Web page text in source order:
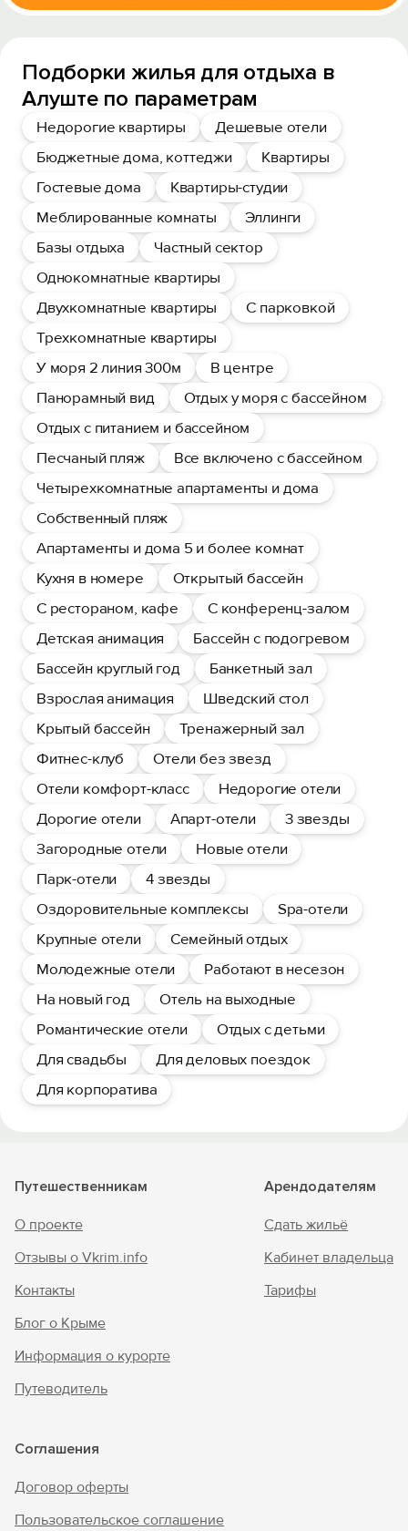
Подборки жилья для отдыха в
Алуште по параметрам
Недорогие квартиры
Дешевые отели
Бюджетные дома, коттеджи
Квартиры
Гостевые дома
Квартиры-студии
Меблированные комнаты
Эллинги
Базы отдыха
Частный сектор
Однокомнатные квартиры
Двухкомнатные квартиры
С парковкой
Трехкомнатные квартиры
У моря 2 линия 300м
В центре
Панорамный вид
Отдых у моря с бассейном
Отдых с питанием и бассейном
Песчаный пляж
Все включено с бассейном
Четырехкомнатные апартаменты и дома
Собственный пляж
Апартаменты и дома 5 и более комнат
Кухня в номере
Открытый бассейн
С рестораном, кафе
С конференц-залом
Детская анимация
Бассейн с подогревом
Бассейн круглый год
Банкетный зал
Взрослая анимация
Шведский стол
Крытый бассейн
Тренажерный зал
Фитнес-клуб
Отели без звезд
Отели комфорт-класс
Недорогие отели
Дорогие отели
Апарт-отели
3 звезды
Загородные отели
Новые отели
Парк-отели
4 звезды
Оздоровительные комплексы
Spa-отели
Крупные отели
Семейный отдых
Молодежные отели
Работают в несезон
На новый год
Отель на выходные
Романтические отели
Отдых с детьми
Для свадьбы
Для деловых поездок
Для корпоратива
Путешественникам
О проекте
Отзывы о Vkrim.info
Контакты
Блог о Крыме
Информация о курорте
Путеводитель
Арендодателям
Сдать жильё
Кабинет владельца
Тарифы
Соглашения
Договор оферты
Пользовательское соглашение